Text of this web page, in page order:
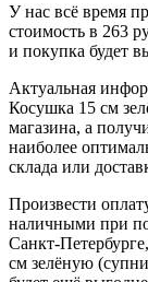
У нас всё время
стоимость в 263
и покупка будет
Актуальная
Косушка 15 см
магазина, а
наиболее
склада или
Произвести
наличными при
Санкт-
см зелёную